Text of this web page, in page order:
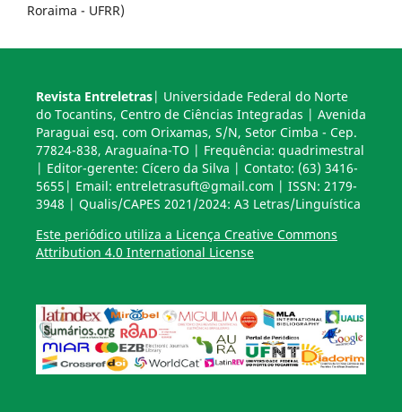
Roraima - UFRR)
Revista Entreletras| Universidade Federal do Norte
do Tocantins, Centro de Ciências Integradas | Avenida
Paraguai esq. com Orixamas, S/N, Setor Cimba - Cep.
77824-838, Araguaína-TO | Frequência: quadrimestral
| Editor-gerente: Cícero da Silva | Contato: (63) 3416-
5655| Email: entreletrasuft@gmail.com | ISSN: 2179-
3948 | Qualis/CAPES 2021/2024: A3 Letras/Linguística
Este periódico utiliza a Licença Creative Commons
Attribution 4.0 International License